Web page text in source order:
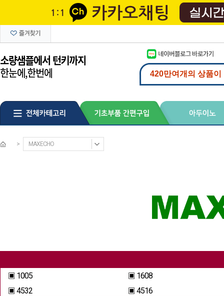
> MAXECHO
▣ 1005
▣ 1608
▣ 4532
▣ 4516